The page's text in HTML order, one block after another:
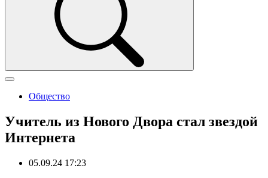
Общество
Учитель из Нового Двора стал звездой
Интернета
05.09.24 17:23